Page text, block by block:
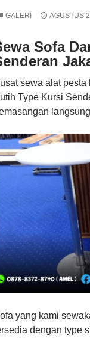
GALERI AGUSTUS
Sofa
sewa alat
Type Kursi
yang kami
dengan type